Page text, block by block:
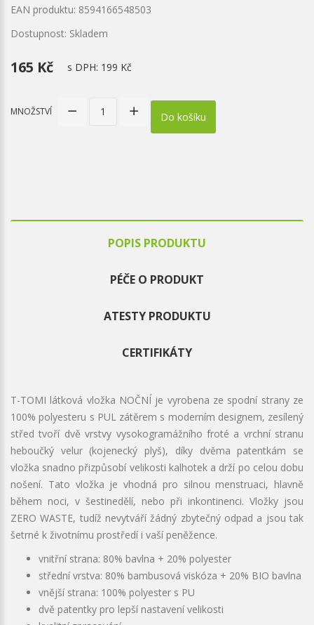
EAN produktu: 8594166548503
Dostupnost: Skladem
165 Kč s DPH: 199 Kč
MNOŽSTVÍ Do košíku
POPIS PRODUKTU
PÉČE O PRODUKT
ATESTY PRODUKTU
CERTIFIKÁTY
T-TOMI látková vložka NOČNÍ je vyrobena ze spodní strany ze
100% polyesteru s PUL zátěrem s moderním designem, zesílený
střed tvoří dvě vrstvy vysokogramážního froté a vrchní stranu
heboučký velur (kojenecký plyš), díky dvěma patentkám se
vložka snadno přizpůsobí velikosti kalhotek a drží po celou dobu
nošení. Tato vložka je vhodná pro silnou menstruaci, hlavně
během noci, v šestinedělí, nebo při inkontinenci. Vložky jsou
ZERO WASTE, tudíž nevytváří žádný zbytečný odpad a jsou tak
šetrné k životnímu prostředí i vaší peněžence.
vnitřní strana: 80% bavlna + 20% polyester
střední vrstva: 80% bambusová viskóza + 20% BIO bavlna
vnější strana: 100% polyester s PU
dvě patentky pro lepší nastavení velikosti